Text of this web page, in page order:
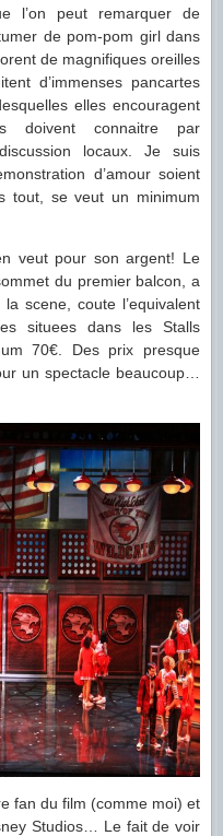
l’on peut remarquer de
de pom-pom girl dans
de magnifiques oreilles
d’immenses pancartes
elles encouragent
doivent connaitre par
locaux. Je suis
d’amour soient
tout, se veut un minimum
veut pour son argent! Le
du premier balcon, a
scene, coute l’equivalent
situees dans les Stalls
70€. Des prix presque
un spectacle beaucoup…
fan du film (comme moi) et
Studios… Le fait de voir